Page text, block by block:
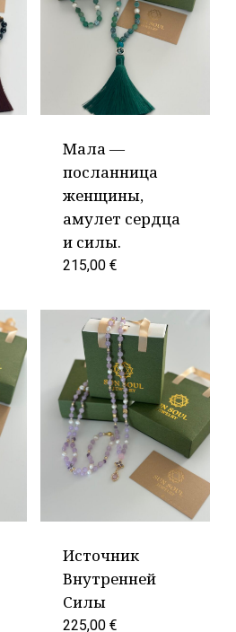
Мала —
посланница
женщины,
амулет сердца
и силы.
215,00€
Источник
Внутренней
Силы
225,00€